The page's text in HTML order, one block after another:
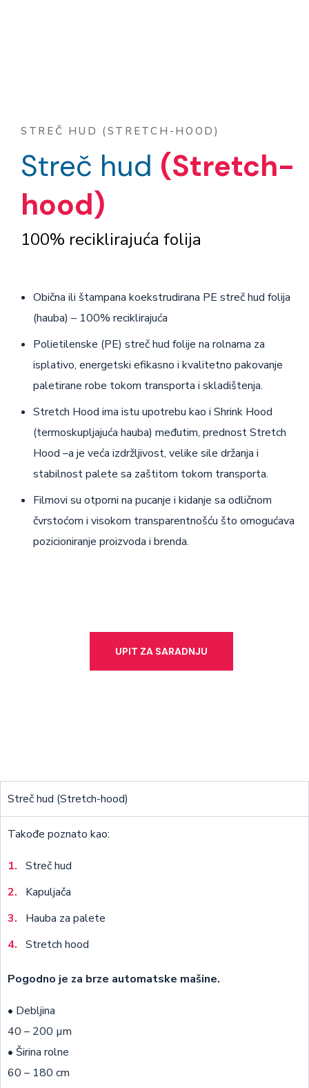
STREČ HUD (STRETCH-HOOD)
Streč hud (Stretch-
hood)
100% reciklirajuća folija
Obična ili štampana koekstrudirana PE streč hud folija
(hauba) – 100% reciklirajuća
Polietilenske (PE) streč hud folije na rolnama za
isplativo, energetski efikasno i kvalitetno pakovanje
paletirane robe tokom transporta i skladištenja.
Stretch Hood ima istu upotrebu kao i Shrink Hood
(termoskupljajuća hauba) međutim, prednost Stretch
Hood –a je veća izdržljivost, velike sile držanja i
stabilnost palete sa zaštitom tokom transporta.
Filmovi su otporni na pucanje i kidanje sa odličnom
čvrstoćom i visokom transparentnošću što omogućava
pozicioniranje proizvoda i brenda.
UPIT ZA SARADNJU
Streč hud (Stretch-hood)
Takođe poznato kao:
Streč hud
Kapuljača
Hauba za palete
Stretch hood
Pogodno je za brze automatske mašine.
• Debljina
40 – 200 µm
• Širina rolne
60 – 180 cm